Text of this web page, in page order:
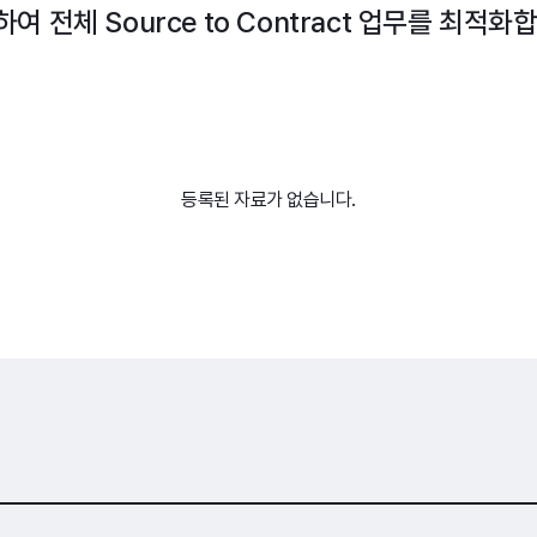
여 전체 Source to Contract 업무를 최적화
등록된 자료가 없습니다.